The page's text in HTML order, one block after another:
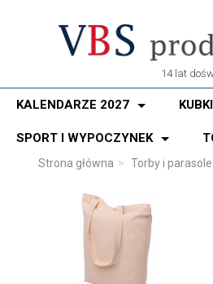
14 lat
KALENDARZE 2027
SPORT I WYPOCZYNEK
Strona główna Torby i parasole